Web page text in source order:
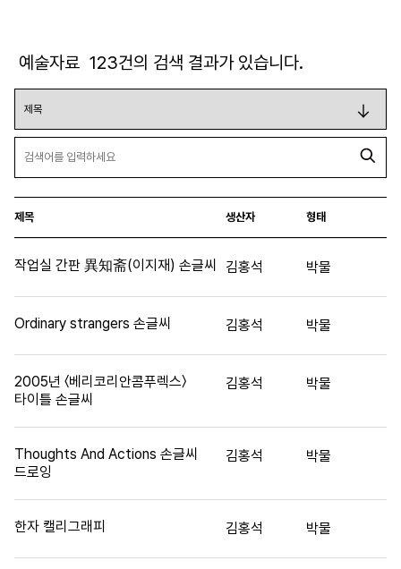
예술자료 123건의 검색 결과가 있습니다.
제목 생산자 형태
작업실 간판 異知斋(이지재) 손글씨 김홍석 박물
Ordinary strangers 손글씨 김홍석 박물
2005년 〈베리코리안콤푸렉스〉
타이틀 손글씨
김홍석 박물
Thoughts And Actions 손글씨
드로잉
김홍석 박물
한자 캘리그래피 김홍석 박물